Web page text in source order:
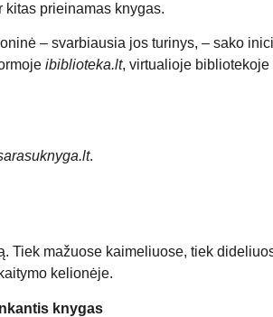
kitas prieinamas knygas.
– svarbiausia jos turinys, – sako
ibiblioteka.lt, virtualioje bibliotekoje
.
Tiek mažuose kaimeliuose, tiek
kelionėje.
knygas